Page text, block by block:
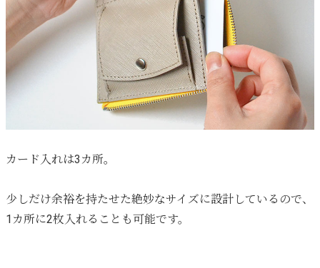
カード入れは3カ所。
少しだけ余裕を持たせた絶妙なサイズに設計しているので、
1カ所に2枚入れることも可能です。